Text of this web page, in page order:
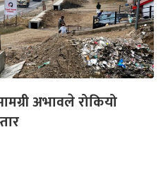
अभावले रोकियो